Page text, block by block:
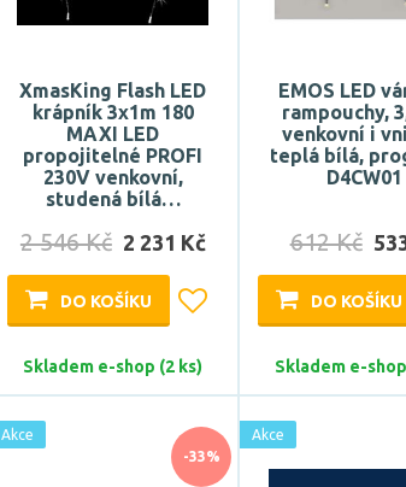
XmasKing Flash LED
krápník 3x1m 180
MAXI LED
propojitelné PROFI
230V venkovní,
studená bílá…
2 546 Kč 2 231 Kč
DO KOŠÍKU
Skladem e-shop (2 ks)
EMOS LED
rampouchy,
venkovní i
teplá bílá,
D4CW01
612 Kč
DO KOŠÍKU
Skladem e-
-33%
Akce Akce